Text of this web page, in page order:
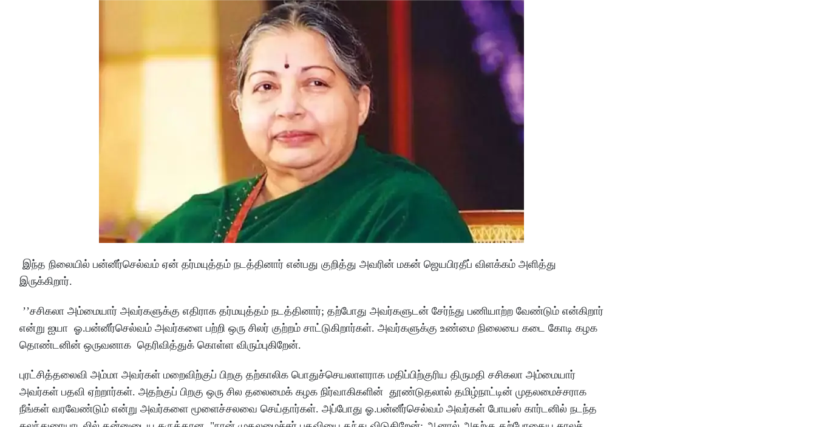
இந்த நிலையில் பன்னீர்செல்வம் ஏன் தர்மயுத்தம் நடத்தினார் என்பது குறித்து அவரின் மகன் ஜெயபிரதீப் விளக்கம் அளித்து
இருக்கிறார்.
’’சசிகலா அம்மையார் அவர்களுக்கு எதிராக தர்மயுத்தம் நடத்தினார்; தற்போது அவர்களுடன் சேர்ந்து பணியாற்ற வேண்டும் என்கிறார்
என்று ஐயா ஓ.பன்னீர்செல்வம் அவர்களை பற்றி ஒரு சிலர் குற்றம் சாட்டுகிறார்கள். அவர்களுக்கு உண்மை நிலையை கடை கோடி கழக
தொண்டனின் ஒருவனாக தெரிவித்துக் கொள்ள விரும்புகிறேன்.
புரட்சித்தலைவி அம்மா அவர்கள் மறைவிற்குப் பிறகு தற்காலிக பொதுச்செயலாளராக மதிப்பிற்குரிய திருமதி சசிகலா அம்மையார்
அவர்கள் பதவி ஏற்றார்கள். அதற்குப் பிறகு ஒரு சில தலைமைக் கழக நிர்வாகிகளின் தூண்டுதலால் தமிழ்நாட்டின் முதலமைச்சராக
நீங்கள் வரவேண்டும் என்று அவர்களை மூளைச்சலவை செய்தார்கள். அப்போது ஓ.பன்னீர்செல்வம் அவர்கள் போயஸ் கார்டனில் நடந்த